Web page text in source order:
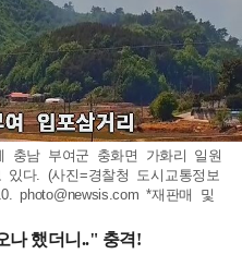
충남 부여군 충화면 가화리 일원
다. (사진=경찰청 도시교통정보
photo@newsis.com *재판매 및